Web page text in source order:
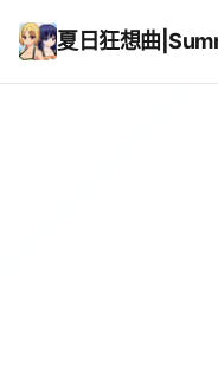
夏日狂想曲